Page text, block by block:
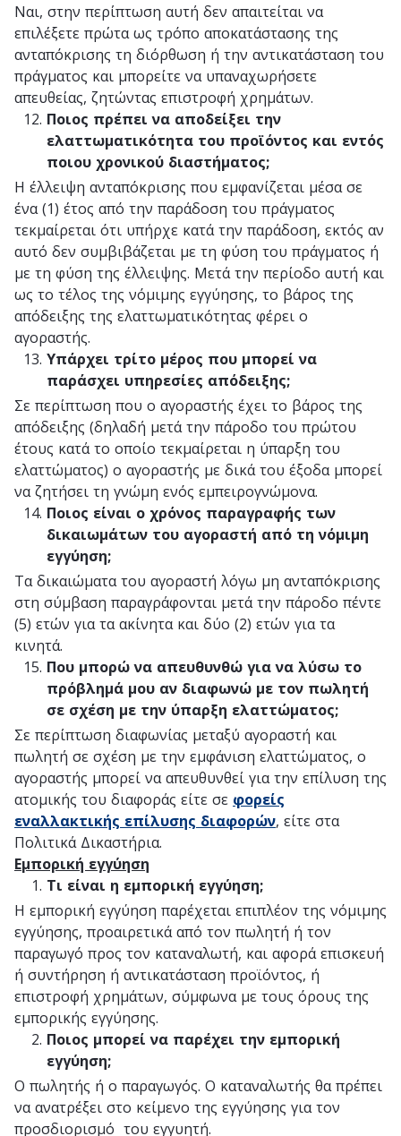
Ναι, στην περίπτωση αυτή δεν απαιτείται να
επιλέξετε πρώτα ως τρόπο αποκατάστασης της
ανταπόκρισης τη διόρθωση ή την αντικατάσταση του
πράγματος και μπορείτε να υπαναχωρήσετε
απευθείας, ζητώντας επιστροφή χρημάτων.
Ποιος πρέπει να αποδείξει την
ελαττωματικότητα του προϊόντος και εντός
ποιου χρονικού διαστήματος;
Η έλλειψη ανταπόκρισης που εμφανίζεται μέσα σε
ένα (1) έτος από την παράδοση του πράγματος
τεκμαίρεται ότι υπήρχε κατά την παράδοση, εκτός αν
αυτό δεν συμβιβάζεται με τη φύση του πράγματος ή
με τη φύση της έλλειψης. Μετά την περίοδο αυτή και
ως το τέλος της νόμιμης εγγύησης, το βάρος της
απόδειξης της ελαττωματικότητας φέρει ο
αγοραστής.
Υπάρχει τρίτο μέρος που μπορεί να
παράσχει υπηρεσίες απόδειξης;
Σε περίπτωση που ο αγοραστής έχει το βάρος της
απόδειξης (δηλαδή μετά την πάροδο του πρώτου
έτους κατά το οποίο τεκμαίρεται η ύπαρξη του
ελαττώματος) ο αγοραστής με δικά του έξοδα μπορεί
να ζητήσει τη γνώμη ενός εμπειρογνώμονα.
Ποιος είναι ο χρόνος παραγραφής των
δικαιωμάτων του αγοραστή από τη νόμιμη
εγγύηση;
Τα δικαιώματα του αγοραστή λόγω μη ανταπόκρισης
στη σύμβαση παραγράφονται μετά την πάροδο πέντε
(5) ετών για τα ακίνητα και δύο (2) ετών για τα
κινητά.
Που μπορώ να απευθυνθώ για να λύσω το
πρόβλημά μου αν διαφωνώ με τον πωλητή
σε σχέση με την ύπαρξη ελαττώματος;
Σε περίπτωση διαφωνίας μεταξύ αγοραστή και
πωλητή σε σχέση με την εμφάνιση ελαττώματος, ο
αγοραστής μπορεί να απευθυνθεί για την επίλυση της
ατομικής του διαφοράς είτε σε φορείς
εναλλακτικής επίλυσης διαφορών, είτε στα
Πολιτικά Δικαστήρια.
Εμπορική εγγύηση
Τι είναι η εμπορική εγγύηση;
Η εμπορική εγγύηση παρέχεται επιπλέον της νόμιμης
εγγύησης, προαιρετικά από τον πωλητή ή τον
παραγωγό προς τον καταναλωτή, και αφορά επισκευή
ή συντήρηση ή αντικατάσταση προϊόντος, ή
επιστροφή χρημάτων, σύμφωνα με τους όρους της
εμπορικής εγγύησης.
Ποιος μπορεί να παρέχει την εμπορική
εγγύηση;
Ο πωλητής ή ο παραγωγός. Ο καταναλωτής θα πρέπει
να ανατρέξει στο κείμενο της εγγύησης για τον
προσδιορισμό του εγγυητή.